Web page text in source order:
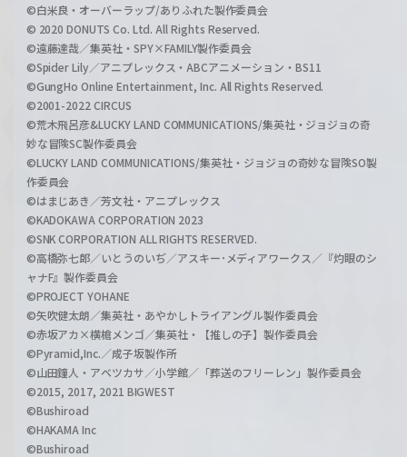
©白米良・オーバーラップ/ありふれた製作委員会
© 2020 DONUTS Co. Ltd. All Rights Reserved.
©遠藤達哉／集英社・SPY×FAMILY製作委員会
©Spider Lily／アニプレックス・ABCアニメーション・BS11
©GungHo Online Entertainment, Inc. All Rights Reserved.
©2001-2022 CIRCUS
©荒木飛呂彦&LUCKY LAND COMMUNICATIONS/集英社・ジョジョの奇
妙な冒険SC製作委員会
©LUCKY LAND COMMUNICATIONS/集英社・ジョジョの奇妙な冒険SO製
作委員会
©はまじあき／芳文社・アニプレックス
©KADOKAWA CORPORATION 2023
©SNK CORPORATION ALL RIGHTS RESERVED.
©高橋弥七郎／いとうのいぢ／アスキー･メディアワークス／『灼眼のシ
ャナF』製作委員会
©PROJECT YOHANE
©矢吹健太朗／集英社・あやかしトライアングル製作委員会
©赤坂アカ×横槍メンゴ／集英社・【推しの子】製作委員会
©Pyramid,Inc.／成子坂製作所
©山田鐘人・アベツカサ／小学館／「葬送のフリーレン」製作委員会
©2015, 2017, 2021 BIGWEST
©Bushiroad
©HAKAMA Inc
©Bushiroad